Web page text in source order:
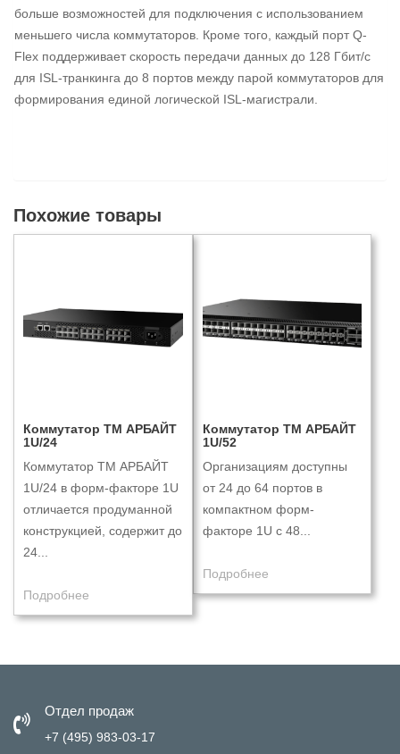
больше возможностей для подключения с использованием
меньшего числа коммутаторов. Кроме того, каждый порт Q-
Flex поддерживает скорость передачи данных до 128 Гбит/с
для ISL-транкинга до 8 портов между парой коммутаторов для
формирования единой логической ISL-магистрали.
Похожие товары
Коммутатор ТМ АРБАЙТ
1U/24
Коммутатор ТМ АРБАЙТ
1U/24 в форм-факторе 1U
отличается продуманной
конструкцией, содержит до
24...
Подробнее
Коммутатор ТМ АРБАЙТ
1U/52
Организациям доступны
от 24 до 64 портов в
компактном форм-
факторе 1U с 48...
Подробнее
Отдел продаж
+7 (495) 983-03-17